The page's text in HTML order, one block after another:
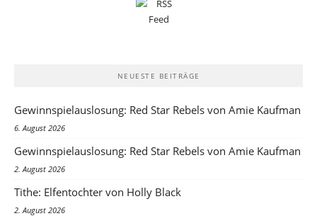
NEUESTE BEITRÄGE
Gewinnspielauslosung: Red Star Rebels von Amie Kaufman
6. August 2026
Gewinnspielauslosung: Red Star Rebels von Amie Kaufman
2. August 2026
Tithe: Elfentochter von Holly Black
2. August 2026